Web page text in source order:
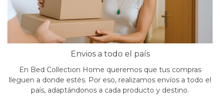
Envios a todo el país
En Bed Collection Home queremos que tus compras
lleguen a donde estés. Por eso, realizamos envíos a todo el
país, adaptándonos a cada producto y destino.